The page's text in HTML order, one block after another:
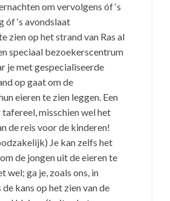
om vervolgens óf ‘s
óf ‘s avondslaat
zien op het strand van Ras al
speciaal bezoekerscentrum
je met gespecialiseerde
op gaat om de
eieren te zien leggen. Een
misschien wel het
de reis voor de kinderen!
Je kan zelfs het
de jongen uit de eieren te
wel; ga je, zoals ons, in
kans op het zien van de